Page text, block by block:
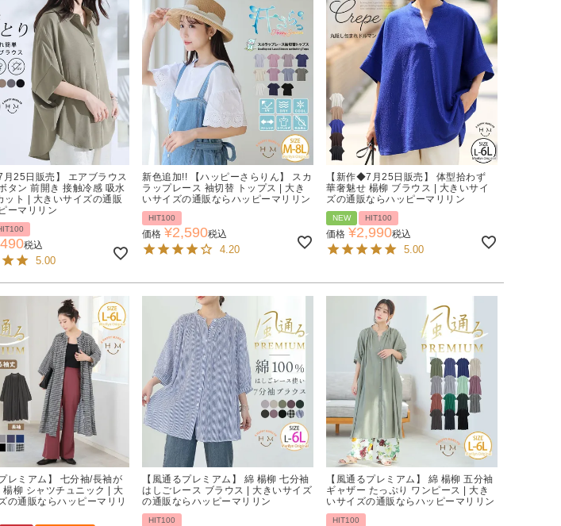
月25日販売】 エアブラウス
タン 前開き 接触冷感 吸水
ット | 大きいサイズの通販
ーマリリン
税込
5.00
新色追加!! 【ハッピーさらりん】 スカ
ラップレース 袖切替 トップス | 大き
いサイズの通販ならハッピーマリリン
HIT100
価格 ¥2,590税込
4.20
【新作◆7月25日販売】 体型拾わず
華奢魅せ 楊柳 ブラウス | 大きいサイ
ズの通販ならハッピーマリリン
NEW HIT100
価格 ¥2,990税込
5.00
レミアム】 七分袖/長袖が
楊柳 シャツチュニック | 大
の通販ならハッピーマリリ
【風通るプレミアム】 綿 楊柳 七分袖
はしごレース ブラウス | 大きいサイズ
の通販ならハッピーマリリン
HIT100
【風通るプレミアム】 綿 楊柳 五分袖
ギャザー たっぷり ワンピース | 大き
いサイズの通販ならハッピーマリリン
HIT100